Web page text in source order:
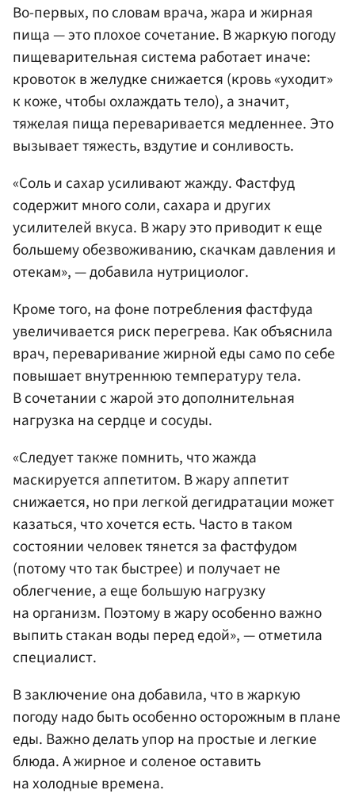
Во-первых, по словам врача, жара и жирная
пища — это плохое сочетание. В жаркую погоду
пищеварительная система работает иначе:
кровоток в желудке снижается (кровь «уходит»
к коже, чтобы охлаждать тело), а значит,
тяжелая пища переваривается медленнее. Это
вызывает тяжесть, вздутие и сонливость.
«Соль и сахар усиливают жажду. Фастфуд
содержит много соли, сахара и других
усилителей вкуса. В жару это приводит к еще
большему обезвоживанию, скачкам давления и
отекам», — добавила нутрициолог.
Кроме того, на фоне потребления фастфуда
увеличивается риск перегрева. Как объяснила
врач, переваривание жирной еды само по себе
повышает внутреннюю температуру тела.
В сочетании с жарой это дополнительная
нагрузка на сердце и сосуды.
«Следует также помнить, что жажда
маскируется аппетитом. В жару аппетит
снижается, но при легкой дегидратации может
казаться, что хочется есть. Часто в таком
состоянии человек тянется за фастфудом
(потому что так быстрее) и получает не
облегчение, а еще большую нагрузку
на организм. Поэтому в жару особенно важно
выпить стакан воды перед едой», — отметила
специалист.
В заключение она добавила, что в жаркую
погоду надо быть особенно осторожным в плане
еды. Важно делать упор на простые и легкие
блюда. А жирное и соленое оставить
на холодные времена.